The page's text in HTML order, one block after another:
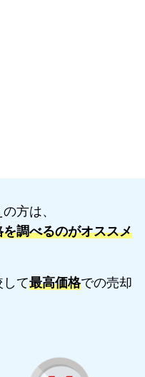
方は、
調べるのがオススメ
て最高価格での売却